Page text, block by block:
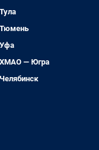
Тула
Тюмень
Уфа
ХМАО — Югра
Челябинск